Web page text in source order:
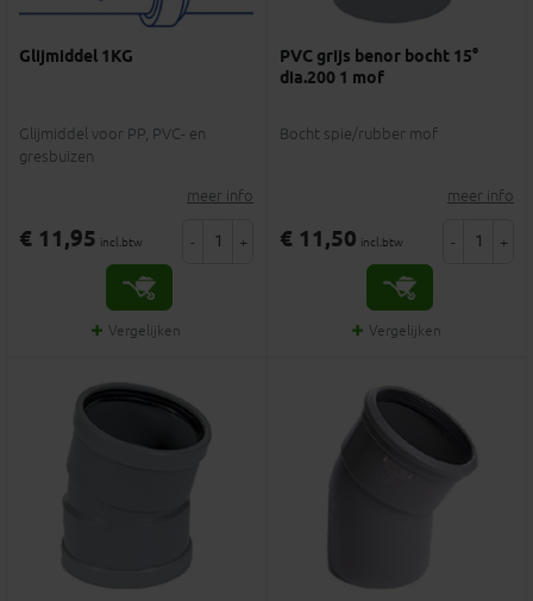
Glijmiddel 1KG
Glijmiddel voor PP, PVC- en
gresbuizen
meer info
€ 11,95 incl.btw - +
Vergelijken
PVC grijs benor bocht 15°
dia.200 1 mof
Bocht spie/rubber mof
meer info
€ 11,50 incl.btw - +
Vergelijken